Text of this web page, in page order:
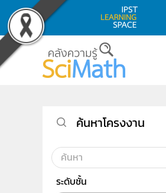
Skip to main content
ค้นหาโครงงาน
ระดับชั้น